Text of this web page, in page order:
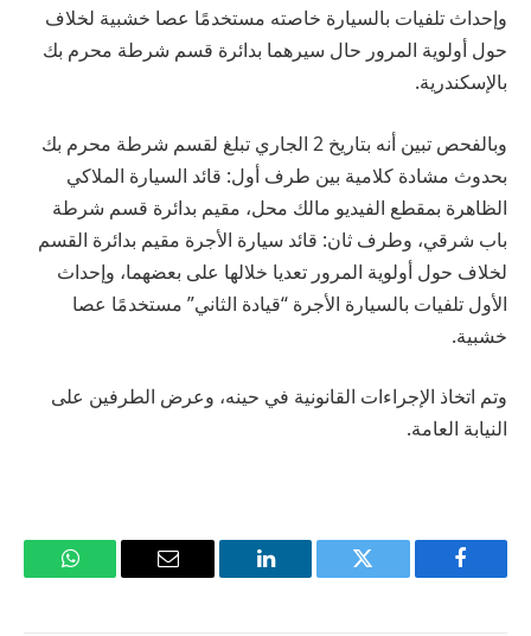
وإحداث تلفيات بالسيارة خاصته مستخدمًا عصا خشبية لخلاف
حول أولوية المرور حال سيرهما بدائرة قسم شرطة محرم بك
بالإسكندرية.
وبالفحص تبين أنه بتاريخ 2 الجاري تبلغ لقسم شرطة محرم بك
بحدوث مشادة كلامية بين طرف أول: قائد السيارة الملاكي
الظاهرة بمقطع الفيديو مالك محل، مقيم بدائرة قسم شرطة
باب شرقي، وطرف ثان: قائد سيارة الأجرة مقيم بدائرة القسم
لخلاف حول أولوية المرور تعديا خلالها على بعضهما، وإحداث
الأول تلفيات بالسيارة الأجرة “قيادة الثاني” مستخدمًا عصا
خشبية.
وتم اتخاذ الإجراءات القانونية في حينه، وعرض الطرفين على
النيابة العامة.
فيسبوك تويتر لينكدإن
البريد
واتساب